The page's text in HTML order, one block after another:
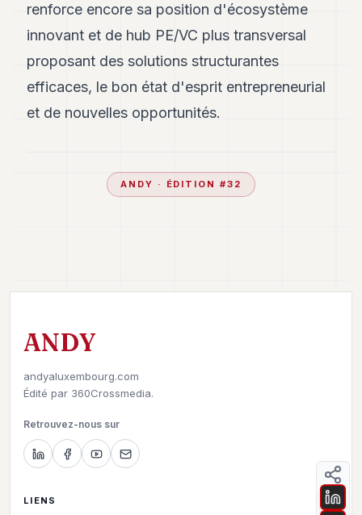
renforce encore sa position d'écosystème
innovant et de hub PE/VC plus transversal
proposant des solutions structurantes
efficaces, le bon état d'esprit entrepreneurial
et de nouvelles opportunités.
ANDY · ÉDITION #32
ANDY
andyaluxembourg.com
Édité par 360Crossmedia.
Retrouvez-nous sur
LIENS